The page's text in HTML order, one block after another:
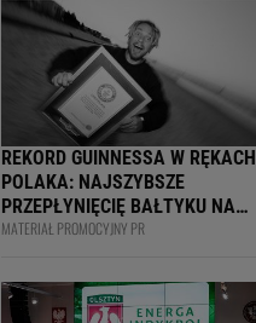
REKORD GUINNESSA W RĘKACH
POLAKA: NAJSZYBSZE
PRZEPŁYNIĘCIĘ BAŁTYKU NA
DESCE WINDSURFINGOWEJ -
KSIĘGI
MATERIAŁ PROMOCYJNY PR